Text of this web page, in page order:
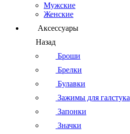
Мужские
Женские
Аксессуары
Назад
Броши
Брелки
Булавки
Зажимы для галстука
Запонки
Значки